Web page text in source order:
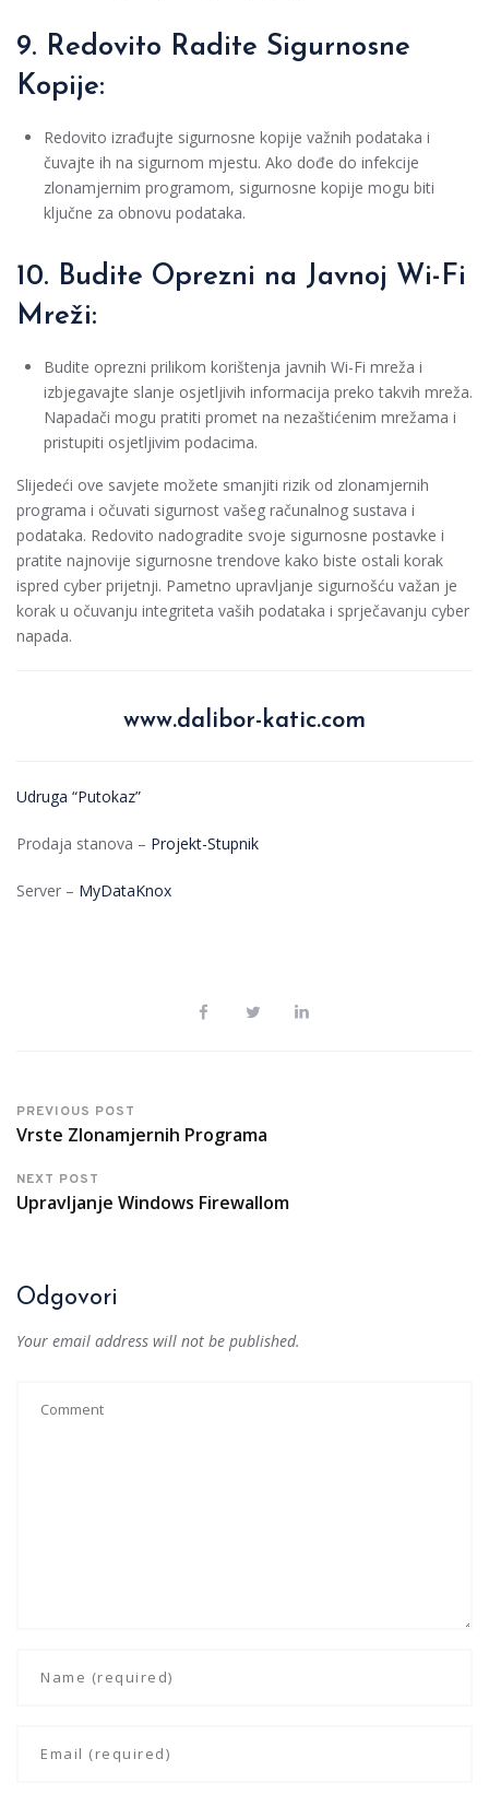
9. Redovito Radite Sigurnosne
Kopije:
Redovito izrađujte sigurnosne kopije važnih podataka i
čuvajte ih na sigurnom mjestu. Ako dođe do infekcije
zlonamjernim programom, sigurnosne kopije mogu biti
ključne za obnovu podataka.
10. Budite Oprezni na Javnoj Wi-Fi
Mreži:
Budite oprezni prilikom korištenja javnih Wi-Fi mreža i
izbjegavajte slanje osjetljivih informacija preko takvih mreža.
Napadači mogu pratiti promet na nezaštićenim mrežama i
pristupiti osjetljivim podacima.
Slijedeći ove savjete možete smanjiti rizik od zlonamjernih
programa i očuvati sigurnost vašeg računalnog sustava i
podataka. Redovito nadogradite svoje sigurnosne postavke i
pratite najnovije sigurnosne trendove kako biste ostali korak
ispred cyber prijetnji. Pametno upravljanje sigurnošću važan je
korak u očuvanju integriteta vaših podataka i sprječavanju cyber
napada.
www.dalibor-katic.com
Udruga “Putokaz”
Prodaja stanova – Projekt-Stupnik
Server – MyDataKnox
PREVIOUS POST
Vrste Zlonamjernih Programa
NEXT POST
Upravljanje Windows Firewallom
Odgovori
Your email address will not be published.